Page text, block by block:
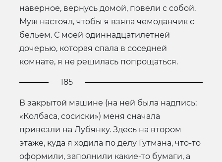
наверное, вернусь домой, повели с собой.
Муж настоял, чтобы я взяла чемоданчик с
бельем. С моей одиннадцатилетней
дочерью, которая спала в соседней
комнате, я не решилась попрощаться.
185
В закрытой машине (на ней была надпись:
«Колбаса, сосиски») меня сначала
привезли на Лубянку. Здесь на втором
этаже, куда я ходила по делу Гутмана, что-то
оформили, заполнили какие-то бумаги, а